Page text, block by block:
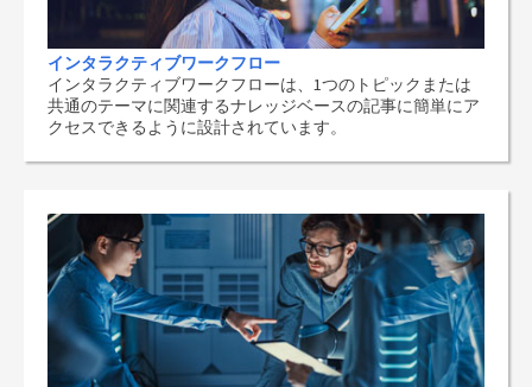
インタラクティブワークフロー
インタラクティブワークフローは、1つのトピックまたは
共通のテーマに関連するナレッジベースの記事に簡単にア
クセスできるように設計されています。